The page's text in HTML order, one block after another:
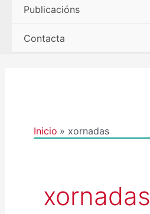
Publicacións
Contacta
Inicio xornadas
xornadas